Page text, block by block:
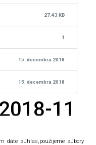
27.43 KB
1
15. decembra 2018
15. decembra 2018
11
dáte súhlas,použijeme súbory